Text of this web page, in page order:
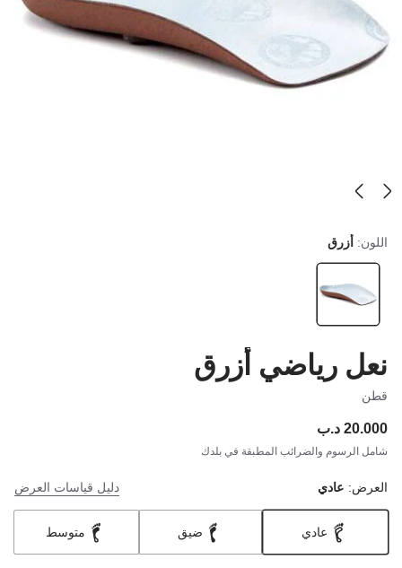
اللون: أزرق
نعل رياضي أزرق
قطن
20.000 د.ب
شامل الرسوم والضرائب المطبقة في بلدك
العرض: عادي دليل قياسات العرض
عادي ضيق متوسط